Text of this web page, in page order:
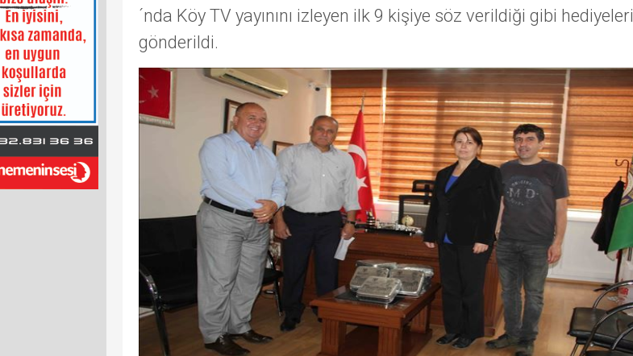
´nda Köy TV yayınını izleyen ilk 9 kişiye söz verildiği gibi hediyeleri
gönderildi.